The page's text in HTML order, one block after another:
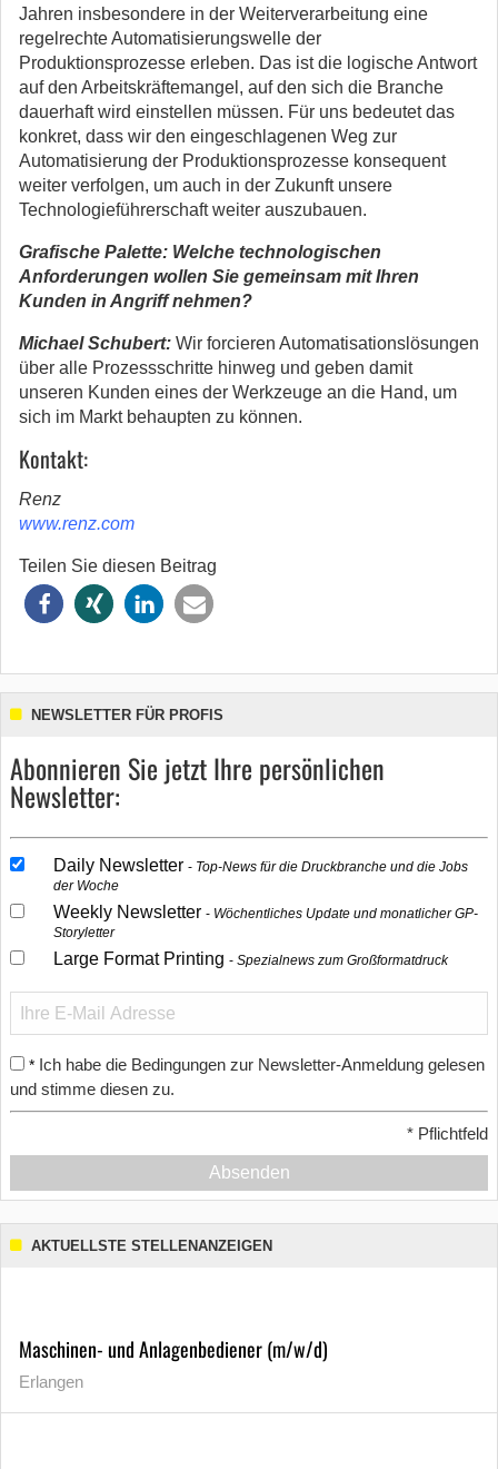
Jahren insbesondere in der Weiterverarbeitung eine
regelrechte Automatisierungswelle der
Produktionsprozesse erleben. Das ist die logische Antwort
auf den Arbeitskräftemangel, auf den sich die Branche
dauerhaft wird einstellen müssen. Für uns bedeutet das
konkret, dass wir den eingeschlagenen Weg zur
Automatisierung der Produktionsprozesse konsequent
weiter verfolgen, um auch in der Zukunft unsere
Technologieführerschaft weiter auszubauen.
Grafische Palette: Welche technologischen
Anforderungen wollen Sie gemeinsam mit Ihren
Kunden in Angriff nehmen?
Michael Schubert: Wir forcieren Automatisationslösungen
über alle Prozessschritte hinweg und geben damit
unseren Kunden eines der Werkzeuge an die Hand, um
sich im Markt behaupten zu können.
Kontakt:
Renz
www.renz.com
Teilen Sie diesen Beitrag
NEWSLETTER FÜR PROFIS
Abonnieren Sie jetzt Ihre persönlichen
Newsletter:
Daily Newsletter
Top-News für die Druckbranche und die Jobs
der Woche
Weekly Newsletter
Wöchentliches Update und monatlicher GP-
Storyletter
Large Format Printing Spezialnews zum Großformatdruck
* Ich habe die Bedingungen zur Newsletter-Anmeldung gelesen
und stimme diesen zu.
* Pflichtfeld
Absenden
AKTUELLSTE STELLENANZEIGEN
Maschinen- und Anlagenbediener (m/w/d)
Erlangen